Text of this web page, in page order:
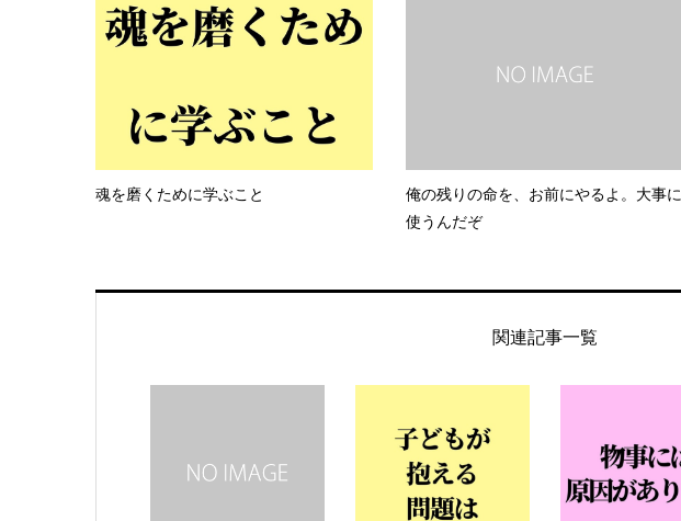
魂を磨くために学ぶこと
俺の残りの命を、お前にやるよ。大事に
使うんだぞ
関連記事一覧